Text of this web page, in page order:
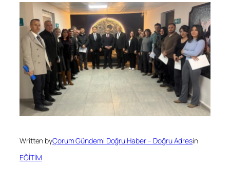
Written byÇorum Gündemi Doğru Haber – Doğru Adresin
EĞİTİM